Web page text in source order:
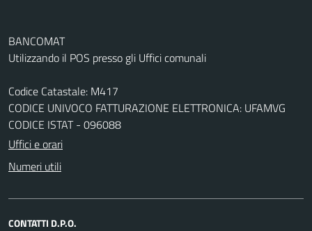
BANCOMAT
Utilizzando il POS presso gli Uffici comunali
Codice Catastale: M417
CODICE UNIVOCO FATTURAZIONE ELETTRONICA: UFAMVG
CODICE ISTAT - 096088
Uffici e orari
Numeri utili
CONTATTI D.P.O.